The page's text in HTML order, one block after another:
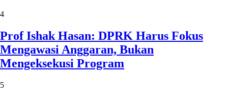
4
Prof Ishak Hasan: DPRK Harus Fokus
Mengawasi Anggaran, Bukan
Mengeksekusi Program
5